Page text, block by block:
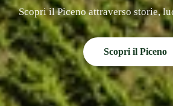
Scopri il Piceno attraverso storie,
Scopri il Piceno